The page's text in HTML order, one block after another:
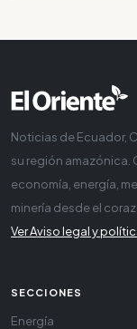
Noticias de Ecuador,
su región amazónica.
economía, energía,
minería desde el
Ver Aviso legal y
SECCIONES
Energía